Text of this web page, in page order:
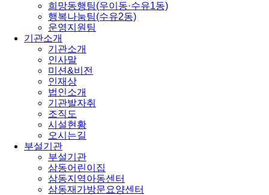
희망동행팀(우이동·수유1동)
행복나눔팀(수유2동)
운영지원팀
기관소개
기관소개
인사말
미션&비전
인재상
법인소개
기관발자취
조직도
시설현황
오시는길
부설기관
부설기관
삼동어린이집
삼동지역아동센터
삼동재가방문요양센터